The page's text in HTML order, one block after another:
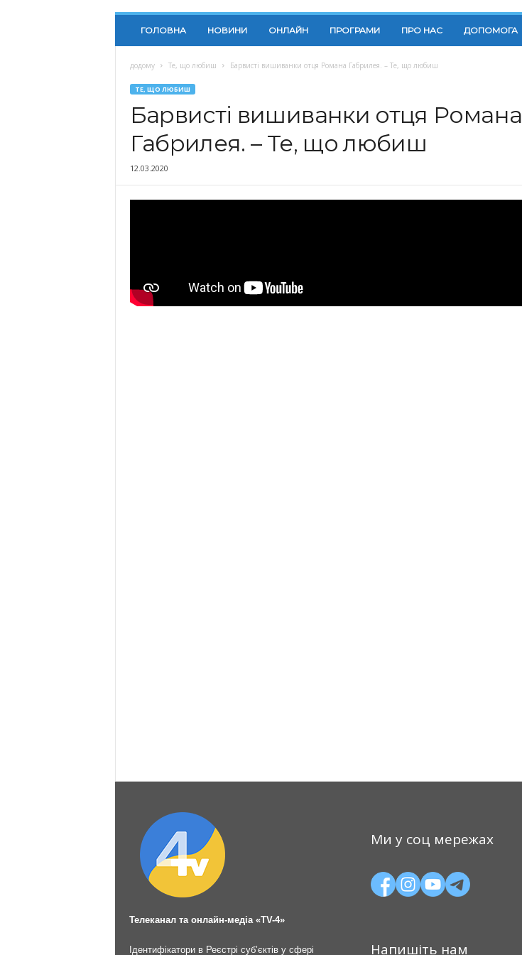
ГОЛОВНА НОВИНИ ОНЛАЙН ПРОГРАМИ ПРО НАС ДОПОМОГА
додому Те, що любиш Барвисті вишиванки отця Романа Габрилея. – Те, що любиш
ТЕ, ЩО ЛЮБИШ
Барвисті вишиванки отця Романа
Габрилея. – Те, що любиш
12.03.2020
Телеканал та онлайн-медіа «TV-4»
Ідентифікатори в Реєстрі суб’єктів у сфері
Ми у соц мережах
Напишіть нам